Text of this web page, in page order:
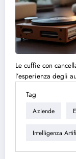
Le cuffie con
l’esperienza degli
Tag
Aziende
Intelligenza